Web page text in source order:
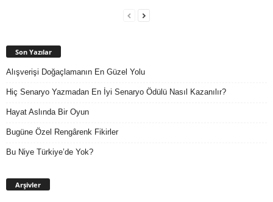
Son Yazılar
Alışverişi Doğaçlamanın En Güzel Yolu
Hiç Senaryo Yazmadan En İyi Senaryo Ödülü Nasıl Kazanılır?
Hayat Aslında Bir Oyun
Bugüne Özel Rengârenk Fikirler
Bu Niye Türkiye’de Yok?
Arşivler